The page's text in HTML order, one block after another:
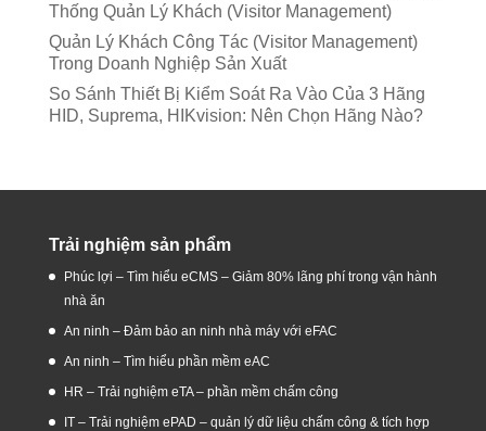
Thống Quản Lý Khách (Visitor Management)
Quản Lý Khách Công Tác (Visitor Management)
Trong Doanh Nghiệp Sản Xuất
So Sánh Thiết Bị Kiểm Soát Ra Vào Của 3 Hãng
HID, Suprema, HIKvision: Nên Chọn Hãng Nào?
Trải nghiệm sản phẩm
Phúc lợi – Tìm hiểu eCMS – Giảm 80% lãng phí trong vận hành
nhà ăn
An ninh – Đảm bảo an ninh nhà máy với eFAC
An ninh – Tìm hiểu phần mềm eAC
HR – Trải nghiệm eTA – phần mềm chấm công
IT – Trải nghiệm ePAD – quản lý dữ liệu chấm công & tích hợp